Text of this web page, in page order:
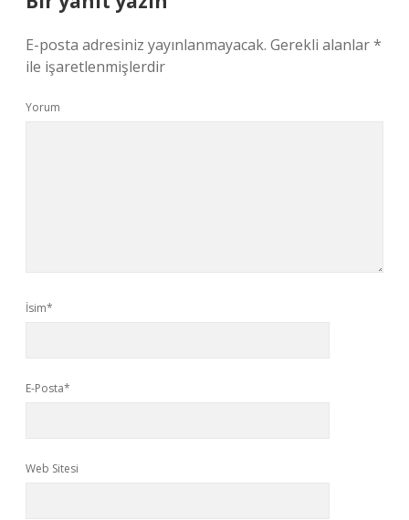
E-posta adresiniz yayınlanmayacak. Gerekli alanlar*
ile işaretlenmişlerdir
Yorum
İsim*
E-Posta*
Web Sitesi